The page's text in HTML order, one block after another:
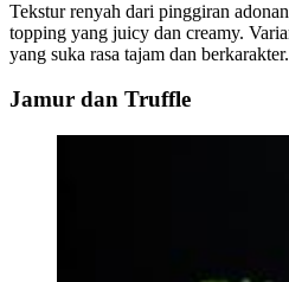
Tekstur renyah dari pinggiran
topping yang juicy dan creamy.
yang suka rasa tajam dan berkarakter.
Jamur dan Truffle